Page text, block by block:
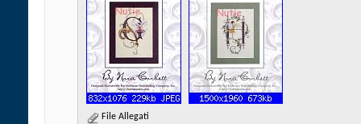
File Allegati